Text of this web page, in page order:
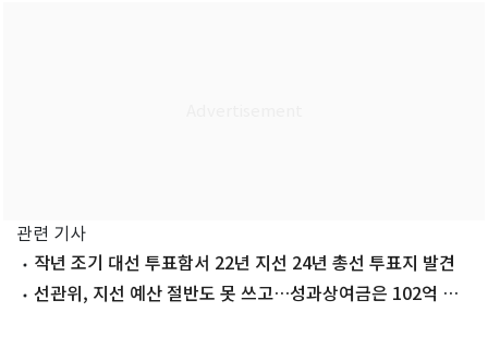
관련 기사
작년 조기 대선 투표함서 22년 지선 24년 총선 투표지 발견
선관위, 지선 예산 절반도 못 쓰고…성과상여금은 102억 집